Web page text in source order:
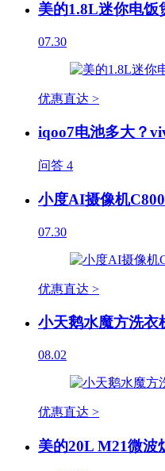
美的1.8L迷你电饭
07.30
优惠直达 >
iqoo7电池多大？
问答 4
小度AI摄像机
07.30
优惠直达 >
小天鹅水魔方洗衣
08.02
优惠直达 >
美的20L M21微波